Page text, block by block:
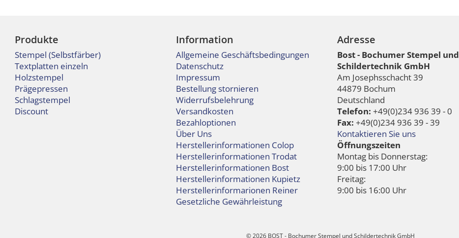
Produkte
Stempel (Selbstfärber)
Textplatten einzeln
Holzstempel
Prägepressen
Schlagstempel
Discount
Information
Allgemeine Geschäftsbedingungen
Datenschutz
Impressum
Bestellung stornieren
Widerrufsbelehrung
Versandkosten
Bezahloptionen
Über Uns
Herstellerinformationen Colop
Herstellerinformationen Trodat
Herstellerinformationen Bost
Herstellerinformationen Kupietz
Herstellerinformarionen Reiner
Gesetzliche Gewährleistung
Adresse
Bost - Bochumer Stempel und
Schildertechnik GmbH
Am Josephsschacht 39
44879 Bochum
Deutschland
Telefon: +49(0)234 936 39 - 0
Fax: +49(0)234 936 39 - 39
Kontaktieren Sie uns
Öffnungszeiten
Montag bis Donnerstag:
9:00 bis 17:00 Uhr
Freitag:
9:00 bis 16:00 Uhr
© 2026 BOST - Bochumer Stempel und Schildertechnik GmbH